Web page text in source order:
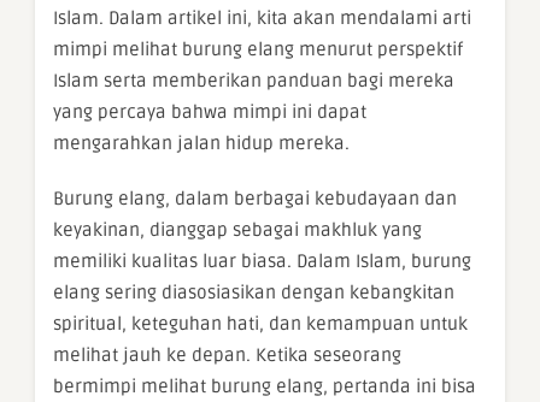
Islam. Dalam artikel ini, kita akan mendalami arti
mimpi melihat burung elang menurut perspektif
Islam serta memberikan panduan bagi mereka
yang percaya bahwa mimpi ini dapat
mengarahkan jalan hidup mereka.
Burung elang, dalam berbagai kebudayaan dan
keyakinan, dianggap sebagai makhluk yang
memiliki kualitas luar biasa. Dalam Islam, burung
elang sering diasosiasikan dengan kebangkitan
spiritual, keteguhan hati, dan kemampuan untuk
melihat jauh ke depan. Ketika seseorang
bermimpi melihat burung elang, pertanda ini bisa